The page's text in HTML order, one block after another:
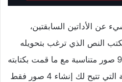
عن الأداتين السابقتين،
النص الذي ترغب بتحويله
إلى عمل فني سيتم إنشاء 9 صور متناسبة مع ما قمت بكتابته
على خلاف الأدوات السابقة التي تتيح لك إنشاء 4 صور فقط